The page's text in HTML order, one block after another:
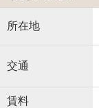
所在地
交通
賃料